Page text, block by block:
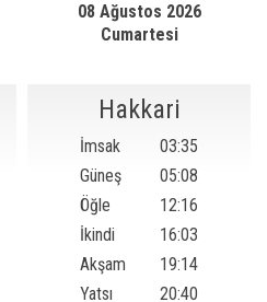
08 Ağustos 2026
Cumartesi
Hakkari
İmsak
03:35
Güneş
05:08
Öğle
12:16
İkindi
16:03
Akşam
19:14
Yatsı
20:40